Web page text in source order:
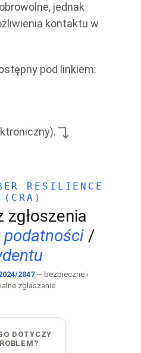
jednak
kontaktu w
pod linkiem:
RESILIENCE
(CRA)
zgłoszenia
podatności/
2847— bezpieczne i
zgłaszanie
DOTYCZY